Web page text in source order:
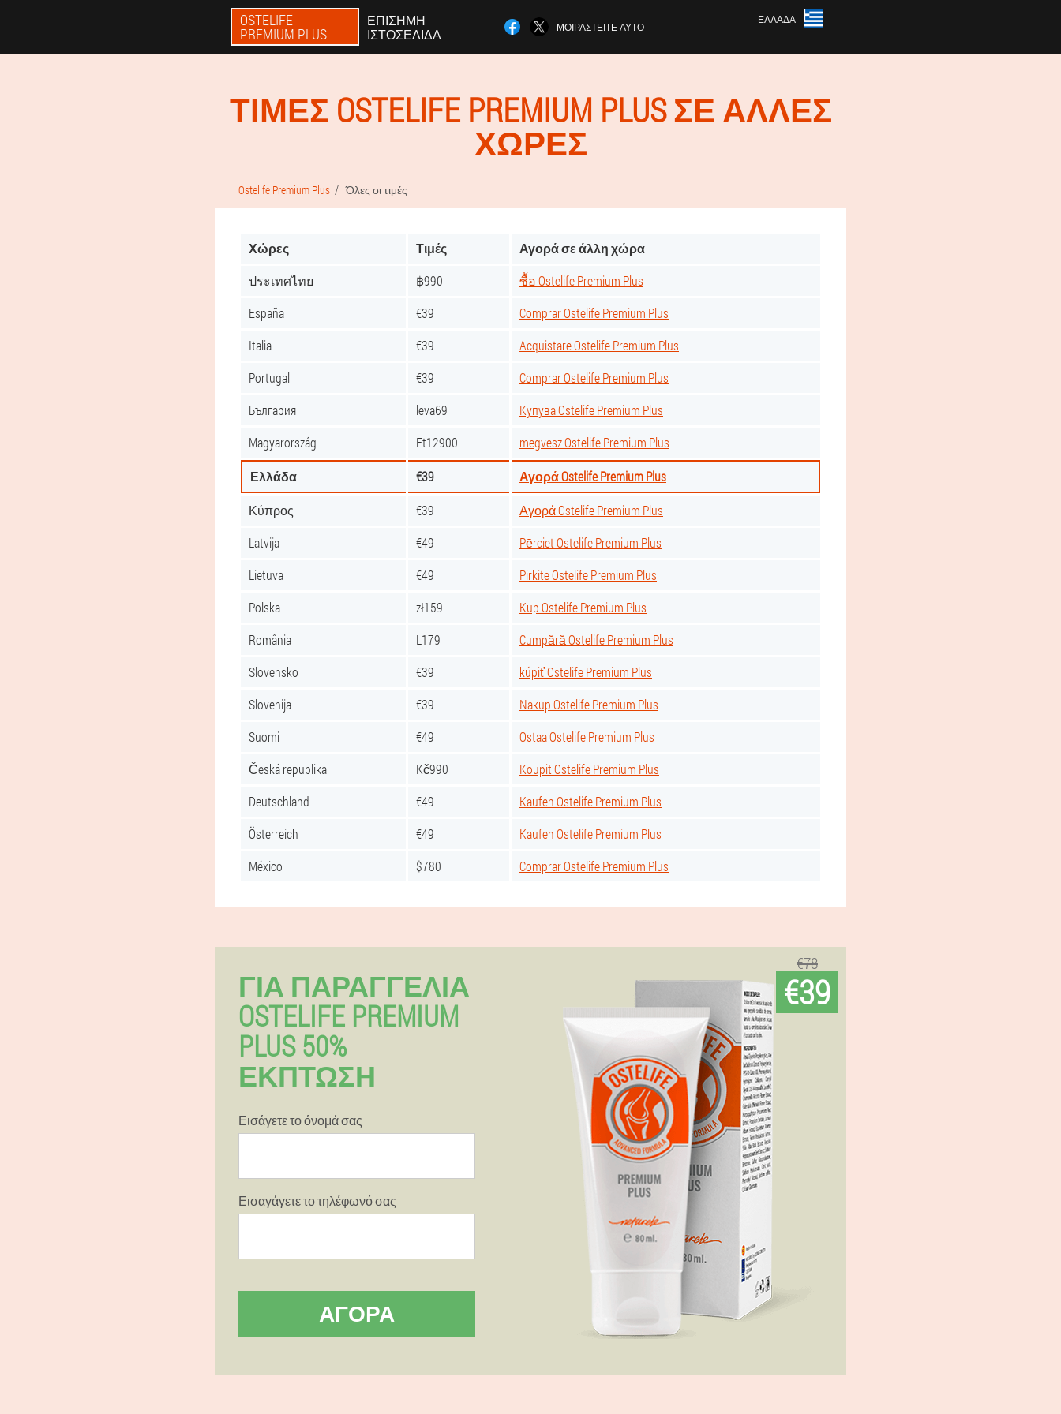
OSTELIFE
PREMIUM PLUS
ΕΠΊΣΗΜΗ
ΙΣΤΟΣΕΛΊΔΑ
ΜΟΙΡΑΣΤΕΊΤΕ ΑΥΤΌ
ΕΛΛΆΔΑ
ΤΙΜΈΣ OSTELIFE PREMIUM PLUS ΣΕ ΆΛΛΕΣ
ΧΏΡΕΣ
Ostelife Premium Plus Όλες οι τιμές
Χώρες Τιμές
Αγορά σε άλλη χώρα
ประเทศไทย
฿990
ซื้อ Ostelife Premium Plus
España
€39
Comprar Ostelife Premium Plus
Italia
€39
Acquistare Ostelife Premium Plus
Portugal
€39
Comprar Ostelife Premium Plus
България
leva69
Купува Ostelife Premium Plus
Magyarország
Ft12900 megvesz Ostelife Premium Plus
Ελλάδα €39 Αγορά Ostelife Premium Plus
Κύπρος €39
Αγορά Ostelife Premium Plus
Latvija
€49
Pērciet Ostelife Premium Plus
Lietuva
€49
Pirkite Ostelife Premium Plus
Polska
zł159
Kup Ostelife Premium Plus
România
L179
Cumpără Ostelife Premium Plus
Slovensko
€39
kúpiť Ostelife Premium Plus
Slovenija
€39
Nakup Ostelife Premium Plus
Suomi
€49
Ostaa Ostelife Premium Plus
Česká republika
Kč990
Koupit Ostelife Premium Plus
Deutschland
€49
Kaufen Ostelife Premium Plus
Österreich
€49
Kaufen Ostelife Premium Plus
México
$780 Comprar Ostelife Premium Plus
ΓΙΑ ΠΑΡΑΓΓΕΛΊΑ
OSTELIFE PREMIUM
PLUS 50%
ΕΚΠΤΩΣΗ
Εισάγετε το όνομά σας
Εισαγάγετε το τηλέφωνό σας
ΑΓΟΡΆ
€78
€39